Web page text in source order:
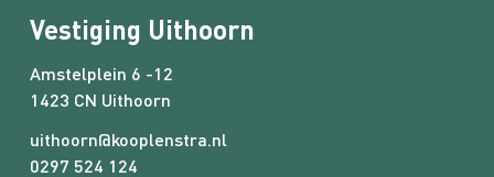
Vestiging Uithoorn
Amstelplein 6 -12
1423 CN Uithoorn
uithoorn@kooplenstra.nl
0297 524 124